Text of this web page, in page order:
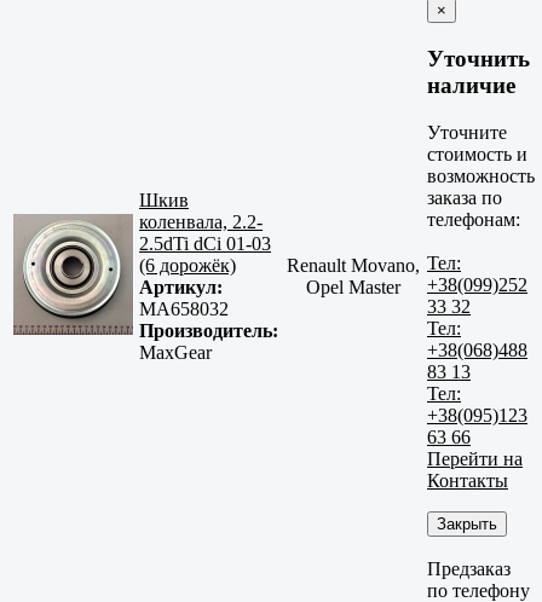
Шкив
коленвала, 2.2-
2.5dTi dCi 01-03
(6 дорожёк)
Артикул:
MA658032
Производитель:
MaxGear
Renault Movano,
Opel Master
×
Уточнить
наличие
Уточните
стоимость и
возможность
заказа по
телефонам:
Тел:
+38(099)252
33 32
Тел:
+38(068)488
83 13
Тел:
+38(095)123
63 66
Перейти на
Контакты
Закрыть
Предзаказ
по телефону